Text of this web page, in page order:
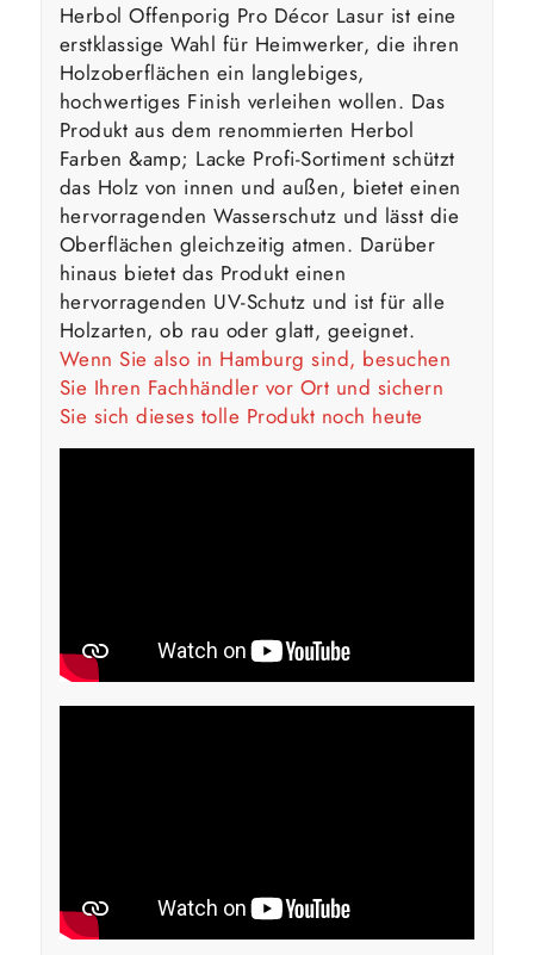
Herbol Offenporig Pro Décor Lasur ist eine
erstklassige Wahl für Heimwerker, die ihren
Holzoberflächen ein langlebiges,
hochwertiges Finish verleihen wollen. Das
Produkt aus dem renommierten Herbol
Farben &amp; Lacke Profi-Sortiment schützt
das Holz von innen und außen, bietet einen
hervorragenden Wasserschutz und lässt die
Oberflächen gleichzeitig atmen. Darüber
hinaus bietet das Produkt einen
hervorragenden UV-Schutz und ist für alle
Holzarten, ob rau oder glatt, geeignet.
Wenn Sie also in Hamburg sind, besuchen
Sie Ihren Fachhändler vor Ort und sichern
Sie sich dieses tolle Produkt noch heute